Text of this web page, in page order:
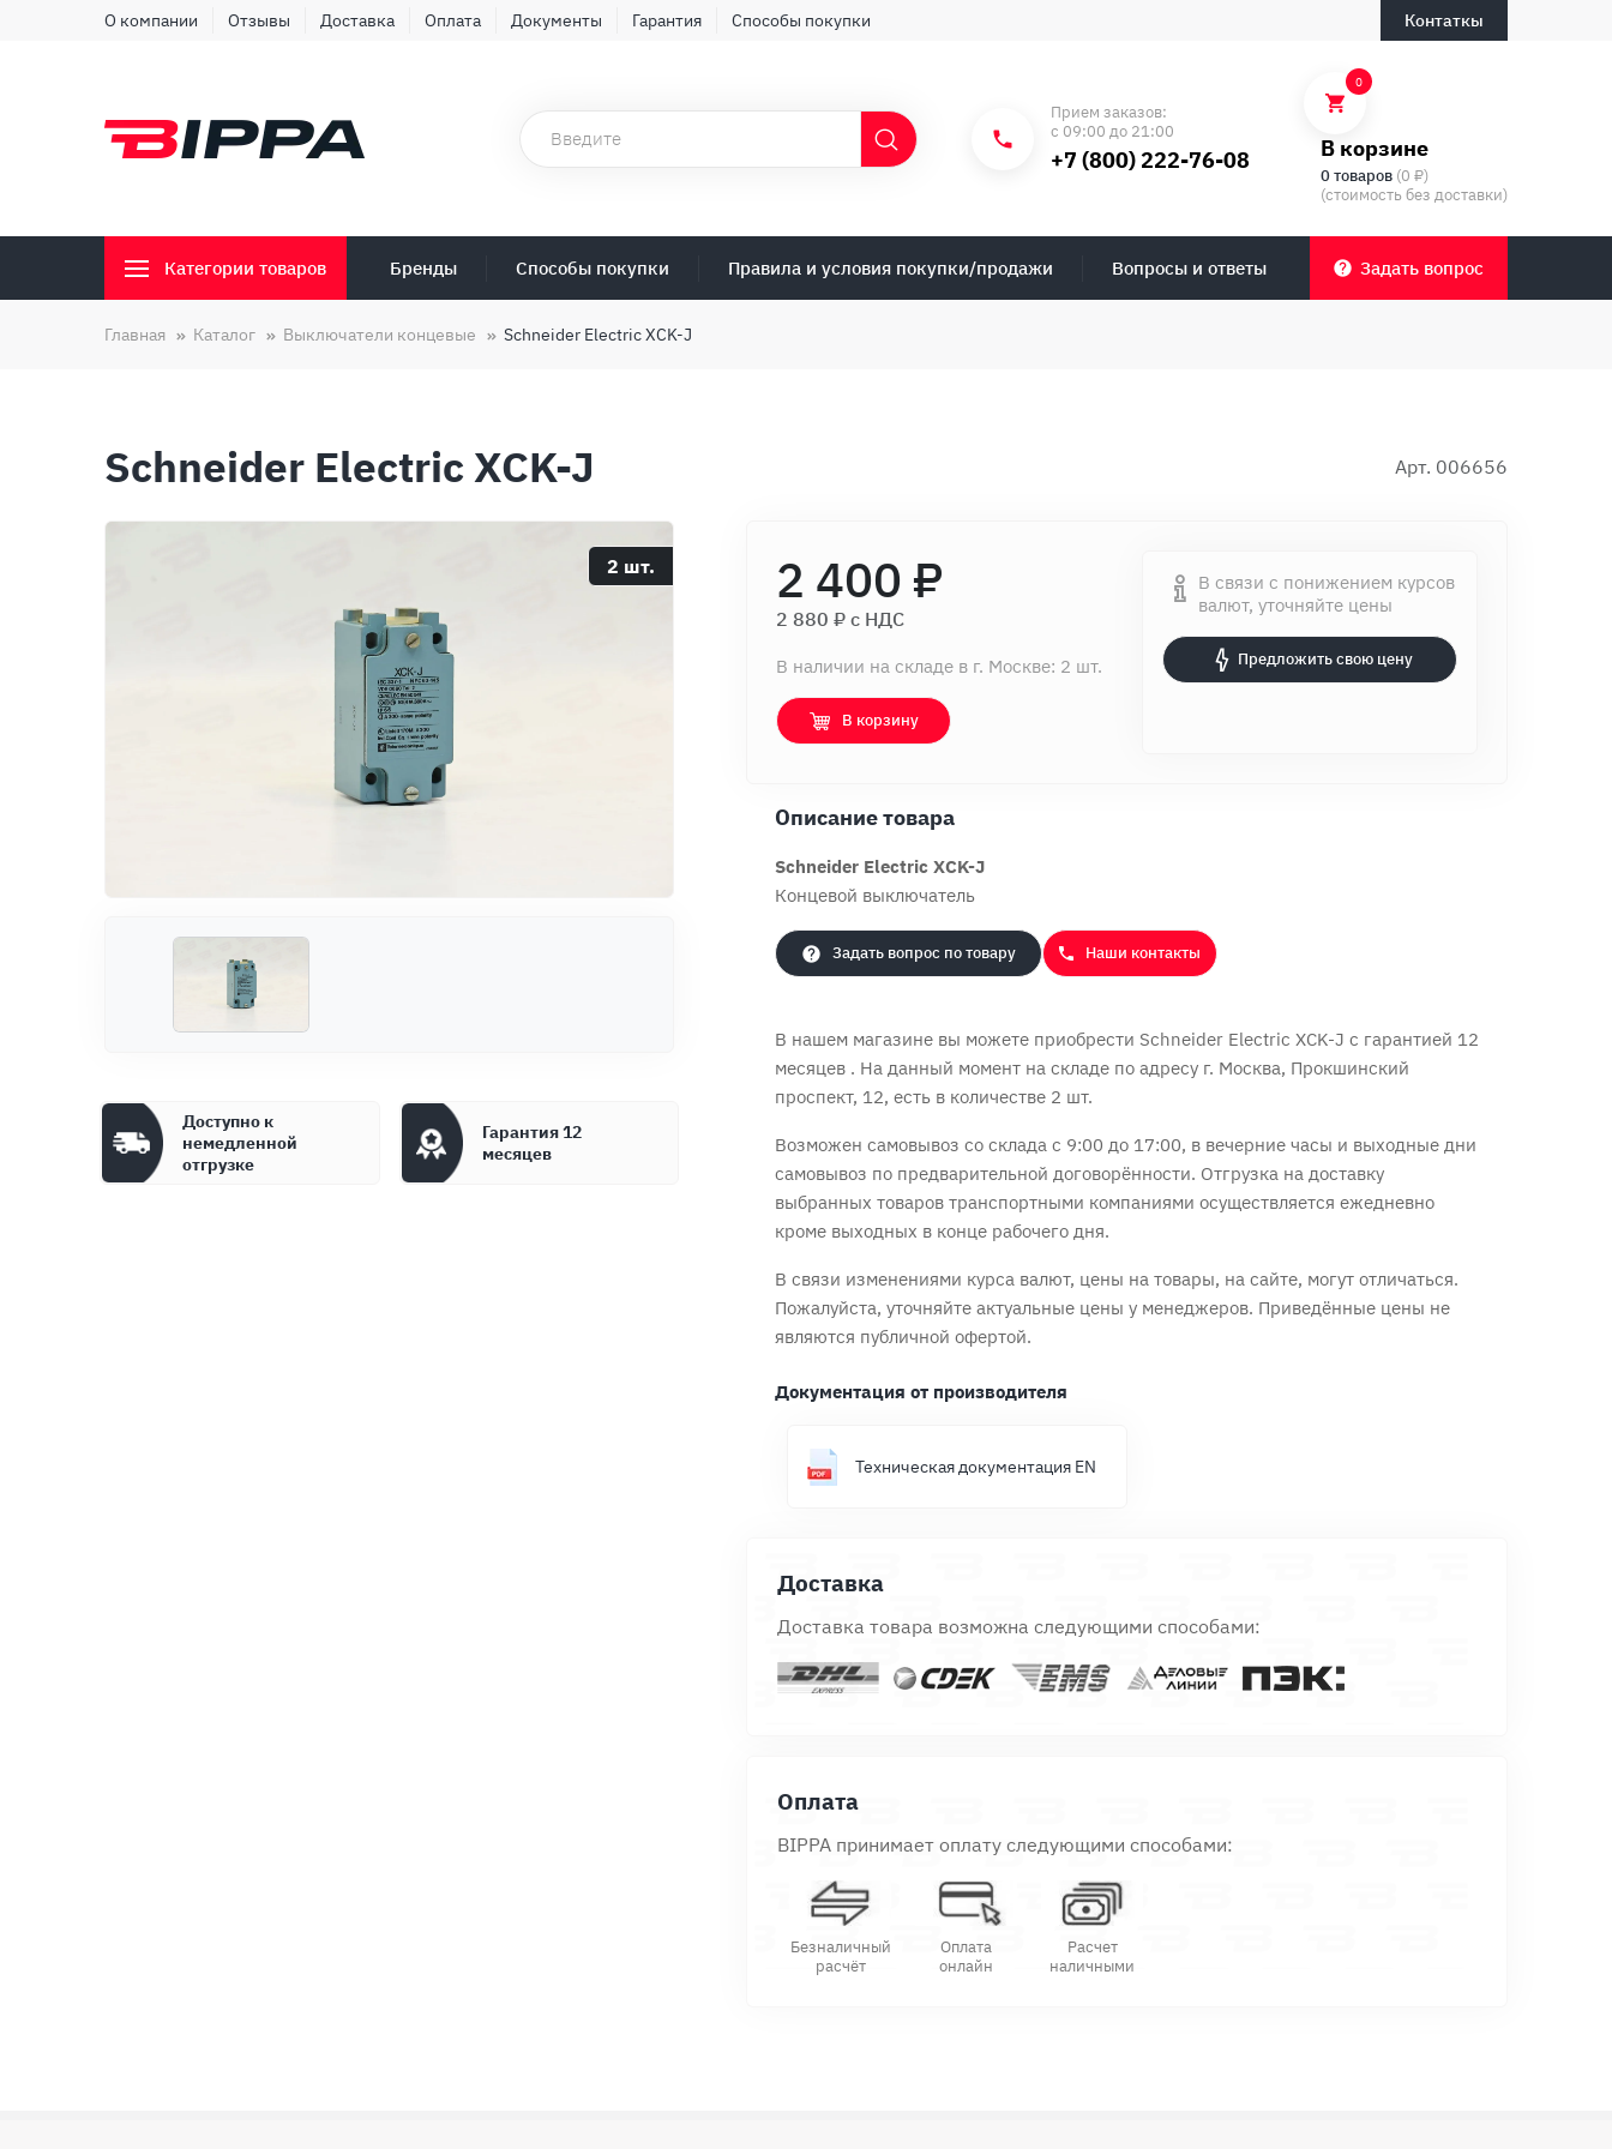
О компании Отзывы Доставка Оплата Документы Гарантия Способы покупки Контаткы
Прием заказов:
с 09:00 до 21:00
+7 (800) 222-76-08
0
В корзине
0 товаров (0 ₽)
(стоимость без доставки)
Категории товаров Бренды Способы покупки Правила и условия покупки/продажи Вопросы и ответы Задать вопрос
Главная Каталог Выключатели концевые Schneider Electric XCK-J
Schneider Electric XCK-J Арт. 006656
2 шт.
Доступно к
немедленной
отгрузке
Гарантия 12
месяцев
2 400 ₽
2 880 ₽ c НДС
В наличии на складе в г. Москве: 2 шт.
В корзину
В связи с понижением курсов
валют, уточняйте цены
Предложить свою цену
Описание товара
Schneider Electric XCK-J
Концевой выключатель
Задать вопрос по товару Наши контакты
В нашем магазине вы можете приобрести Schneider Electric XCK-J с гарантией 12
месяцев . На данный момент на складе по адресу г. Москва, Прокшинский
проспект, 12, есть в количестве 2 шт.
Возможен самовывоз со склада с 9:00 до 17:00, в вечерние часы и выходные дни
самовывоз по предварительной договорённости. Отгрузка на доставку
выбранных товаров транспортными компаниями осуществляется ежедневно
кроме выходных в конце рабочего дня.
В связи изменениями курса валют, цены на товары, на сайте, могут отличаться.
Пожалуйста, уточняйте актуальные цены у менеджеров. Приведённые цены не
являются публичной офертой.
Документация от производителя
Техническая документация EN
Доставка
Доставка товара возможна следующими способами:
Оплата
BIPPA принимает оплату следующими способами:
Безналичный
расчёт
Оплата
онлайн
Расчет
наличными